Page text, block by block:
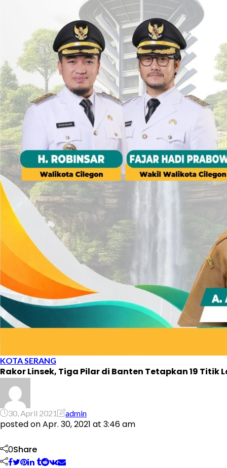
KOTA SERANG
Rakor Linsek, Tiga Pilar di Banten Tetapkan 19 Titik
30, April 2021 admin
posted onApr. 30, 2021 at 3:46 am
0Share